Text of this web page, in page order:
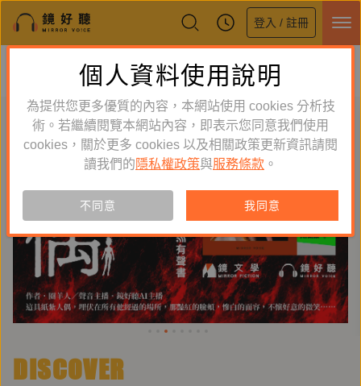
登入 / 註冊
鏡好聽全新APP上線
體驗全面升級，即刻下載
DISCOVER
個人資料使用說明
為提供您更多優質的內容，本網站使用 cookies 分析技
術。若繼續閱覽本網站內容，即表示您同意我們使用
cookies，關於更多 cookies 以及相關政策更新資訊請閱
讀我們的 隱私權政策與服務條款 。
不同意 我同意